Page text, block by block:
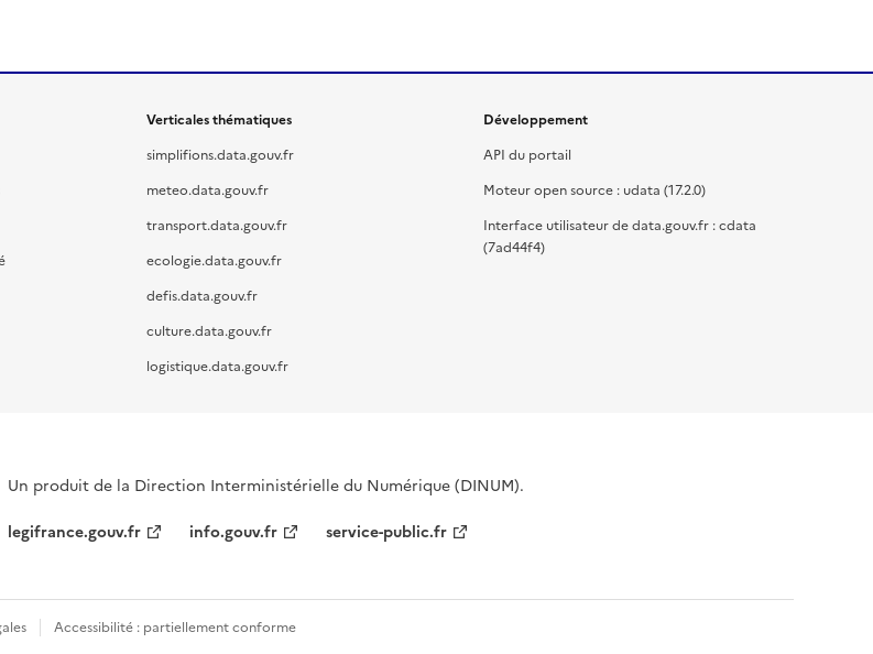
Verticales thématiques
simplifions.data.gouv.fr
meteo.data.gouv.fr
transport.data.gouv.fr
ecologie.data.gouv.fr
defis.data.gouv.fr
culture.data.gouv.fr
logistique.data.gouv.fr
Développement
API du portail
Moteur open source : udata (17.2.0)
Interface utilisateur de data.gouv.fr : cdata
(7ad44f4)
Un produit de la Direction Interministérielle du Numérique (DINUM).
legifrance.gouv.fr
info.gouv.fr service-public.fr
Accessibilité : partiellement conforme